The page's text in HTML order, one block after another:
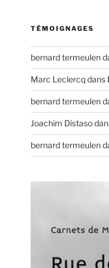
TÉMOIGNAGES
bernard termeulen
Marc Leclercqdans
bernard termeulen
Joachim Distaso
bernard termeulen